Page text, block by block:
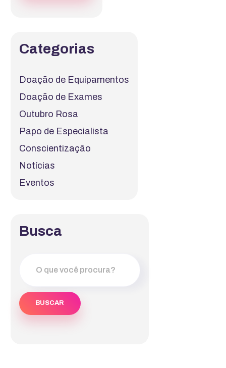
Categorias
Doação de Equipamentos
Doação de Exames
Outubro Rosa
Papo de Especialista
Conscientização
Notícias
Eventos
Busca